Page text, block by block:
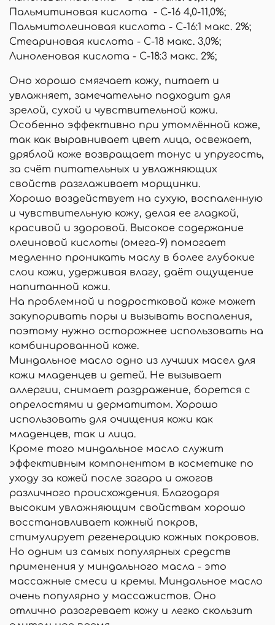
Пальмитиновая кислота - С-16 4,0-11,0%;
Пальмитолеиновая кислота - С-16:1 макс. 2%;
Стеариновая кислота - С-18 макс. 3,0%;
Линоленовая кислота - С-18:3 макс. 2%;
Оно хорошо смягчает кожу, питает и
увлажняет, замечательно подходит для
зрелой, сухой и чувствительной кожи.
Особенно эффективно при утомлённой коже,
так как выравнивает цвет лица, освежает,
дряблой коже возвращает тонус и упругость,
за счёт питательных и увлажняющих
свойств разглаживает морщинки.
Хорошо воздействует на сухую, воспаленную
и чувствительную кожу, делая ее гладкой,
красивой и здоровой. Высокое содержание
олеиновой кислоты (омега-9) помогает
медленно проникать маслу в более глубокие
слои кожи, удерживая влагу, даёт ощущение
напитанной кожи.
На проблемной и подростковой коже может
закупоривать поры и вызывать воспаления,
поэтому нужно осторожнее использовать на
комбинированной коже.
Миндальное масло одно из лучших масел для
кожи младенцев и детей. Не вызывает
аллергии, снимает раздражение, борется с
опрелостями и дерматитом. Хорошо
использовать для очищения кожи как
младенцев, так и лица.
Кроме того миндальное масло служит
эффективным компонентом в косметике по
уходу за кожей после загара и ожогов
различного происхождения. Благодаря
высоким увлажняющим свойствам хорошо
восстанавливает кожный покров,
стимулирует регенерацию кожных покровов.
Но одним из самых популярных средств
применения у миндального масла - это
массажные смеси и кремы. Миндальное масло
очень популярно у массажистов. Оно
отлично разогревает кожу и легко скользит